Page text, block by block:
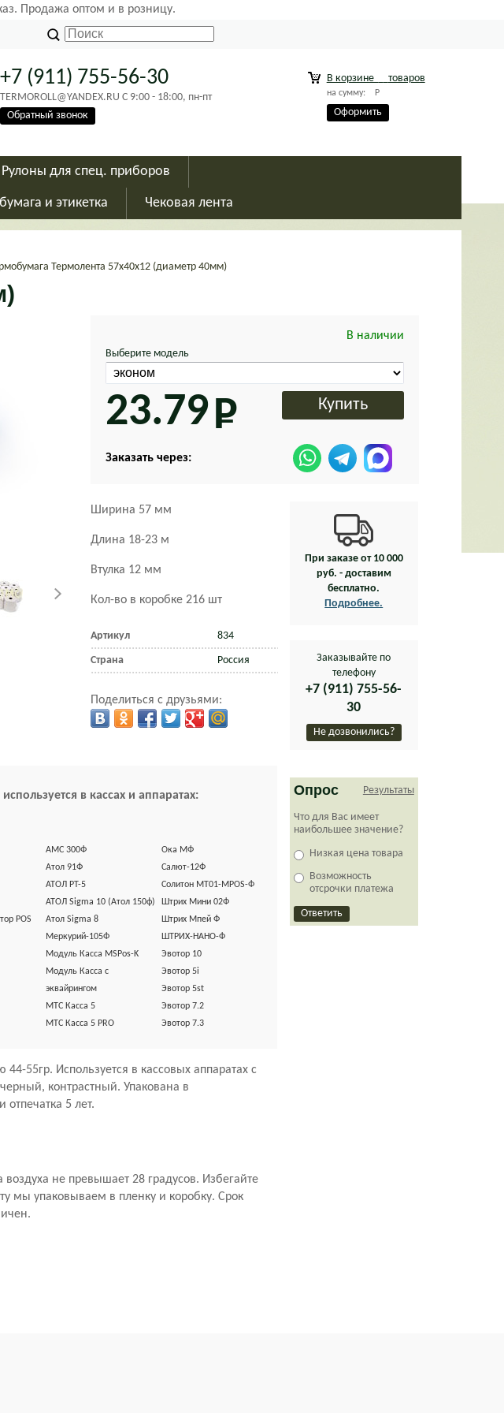
Продажа оптом и в розницу.
+7 (911) 755-56-30
TERMOROLL@YANDEX.RU C 9:00 - 18:00, пн-пт
Обратный звонок
В корзине товаров
на сумму: Р
Оформить
Рулоны для спец. приборов
и этикетка Чековая лента
Термолента 57х40х12 (диаметр 40мм)
В наличии
Выберите модель
23.79
Заказать через:
Ширина 57 мм
Длина 18-23 м
Втулка 12 мм
Кол-во в коробке 216 шт
Артикул 834
Страна Россия
Поделиться с друзьями:
в кассах и аппаратах:
POS
АМС 300Ф
Атол 91Ф
АТОЛ PT-5
АТОЛ Sigma 10 (Атол 150ф)
Атол Sigma 8
Меркурий-105Ф
Модуль Касса MSPos-K
Модуль Касса с
эквайрингом
МТС Касса 5
МТС Касса 5 PRO
Ока МФ
Салют-12Ф
Солитон МТ01-MPOS-Ф
Штрих Мини 02Ф
Штрих Мпей Ф
ШТРИХ-НАНО-Ф
Эвотор 10
Эвотор 5i
Эвотор 5st
Эвотор 7.2
Эвотор 7.3
55гр. Используется в кассовых аппаратах с
контрастный. Упакована в
5 лет.
не превышает 28 градусов. Избегайте
мы упаковываем в пленку и коробку. Срок
При заказе от 10 000
руб. - доставим
бесплатно.
Подробнее.
Заказывайте по
телефону
+7 (911) 755-56-
30
Не дозвонились?
Опрос Результаты
Что для Вас имеет
наибольшее значение?
Низкая цена товара
Возможность
отсрочки платежа